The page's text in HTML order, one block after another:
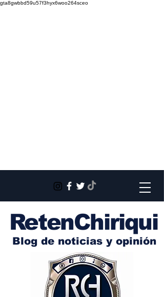
gta8gwbbd59u57f3hyx6woo264sceo
RetenChiriqui
Blog de noticias y opinión